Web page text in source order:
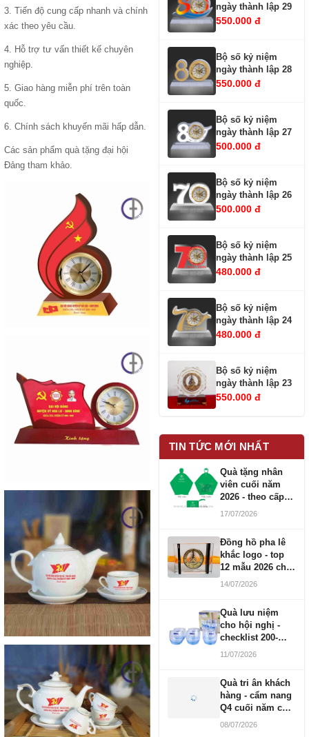
3. Tiến độ cung cấp nhanh và chính
xác theo yêu cầu.
4. Hỗ trợ tư vấn thiết kế chuyên
nghiệp.
5. Giao hàng miễn phí trên toàn
quốc.
6. Chính sách khuyến mãi hấp dẫn.
Các sản phẩm quà tặng đại hội
Đảng tham khảo.
ngày thành lập 29
550.000 đ
Bộ số kỷ niệm
ngày thành lập 28
550.000 đ
Bộ số kỷ niệm
ngày thành lập 27
500.000 đ
Bộ số kỷ niệm
ngày thành lập 26
500.000 đ
Bộ số kỷ niệm
ngày thành lập 25
480.000 đ
Bộ số kỷ niệm
ngày thành lập 24
480.000 đ
Bộ số kỷ niệm
ngày thành lập 23
550.000 đ
TIN TỨC MỚI NHẤT
Quà tặng nhân
viên cuối năm
2026 - theo cấp
bậc CBNV
17/07/2026
Đồng hồ pha lê
khắc logo - top
12 mẫu 2026 cho
doanh nghiệp
14/07/2026
Quà lưu niệm
cho hội nghị -
checklist 200-
1000 người
11/07/2026
Quà tri ân khách
hàng - cẩm nang
Q4 cuối năm cho
doanh nghiệp
08/07/2026